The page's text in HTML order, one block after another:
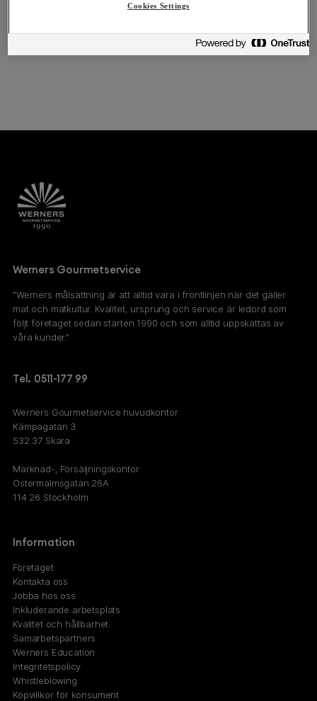
äpple/rödbetssallad
Werners Gourmetservice
”Werners målsättning är att alltid vara i frontlinjen när det gäller
mat och matkultur. Kvalitet, ursprung och service är ledord som
följt företaget sedan starten 1990 och som alltid uppskattas av
våra kunder.”
Tel. 0511-177 99
Werners Gourmetservice huvudkontor
Kämpagatan 3
532 37 Skara
Marknad-, Försäljningskontor
Östermalmsgatan 26A
114 26 Stockholm
Information
Företaget
Kontakta oss
Jobba hos oss
Inkluderande arbetsplats
Kvalitet och hållbarhet
Samarbetspartners
Werners Education
Integritetspolicy
Whistleblowing
Köpvillkor för konsument
Cookies Settings